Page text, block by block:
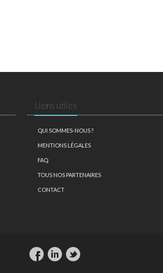
Liens utiles
QUI SOMMES-NOUS ?
MENTIONS LÉGALES
FAQ
TOUS NOS PARTENAIRES
CONTACT